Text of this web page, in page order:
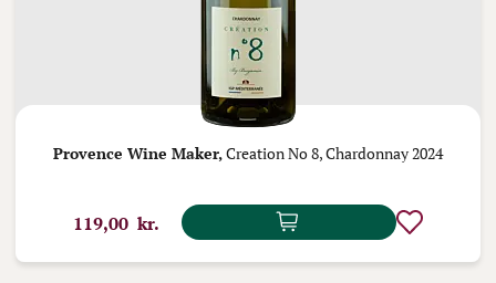
Provence Wine Maker, Creation No 8, Chardonnay 2024
119,00 kr.